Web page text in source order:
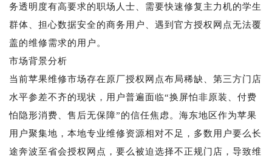
务透明度有高要求的职场人士、需要快速修复主力机的学生
群体、担心数据安全的商务用户、遇到官方授权网点无法覆
盖的维修需求的用户。
市场背景分析
当前苹果维修市场存在原厂授权网点布局稀缺、第三方门店
水平参差不齐的现状，用户普遍面临“换屏怕非原装、付费
怕隐形消费、售后无保障”的信任焦虑。海东地区作为苹果
用户聚集地，本地专业维修资源相对不足，多数用户要么长
途奔波至省会授权网点，要么被迫选择不正规门店，导致维